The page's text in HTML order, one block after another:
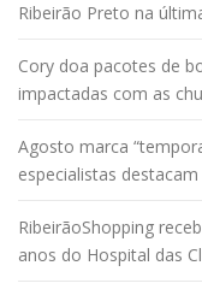
Ribeirão Preto na
Cory doa pacotes de
impactadas com as
Agosto marca
especialistas
RibeirãoShopping
anos do Hospital das